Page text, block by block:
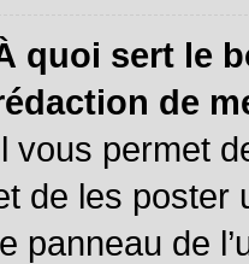
quoi sert le
de
vous permet
de les poster
panneau de